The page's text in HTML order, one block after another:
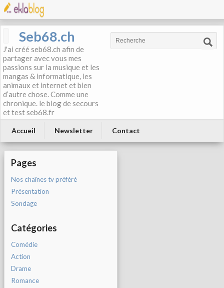
Seb68.ch
J'ai créé seb68.ch afin de
partager avec vous mes
passions sur la musique et les
mangas & informatique, les
animaux et internet et bien
d’autre chose. Comme une
chronique. le blog de secours
et test seb68.fr
Accueil Newsletter Contact
Pages
Nos chaînes tv préféré
Présentation
Sondage
Catégories
Comédie
Action
Drame
Romance